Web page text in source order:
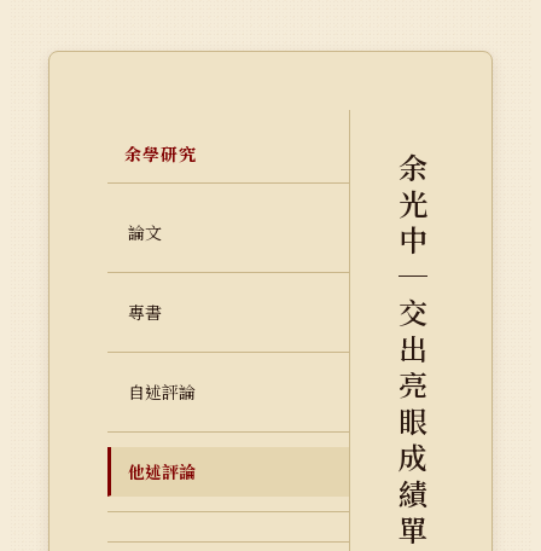
余學研究
論文
專書
自述評論
他述評論
余
光
中
─
交
出
亮
眼
成
績
單